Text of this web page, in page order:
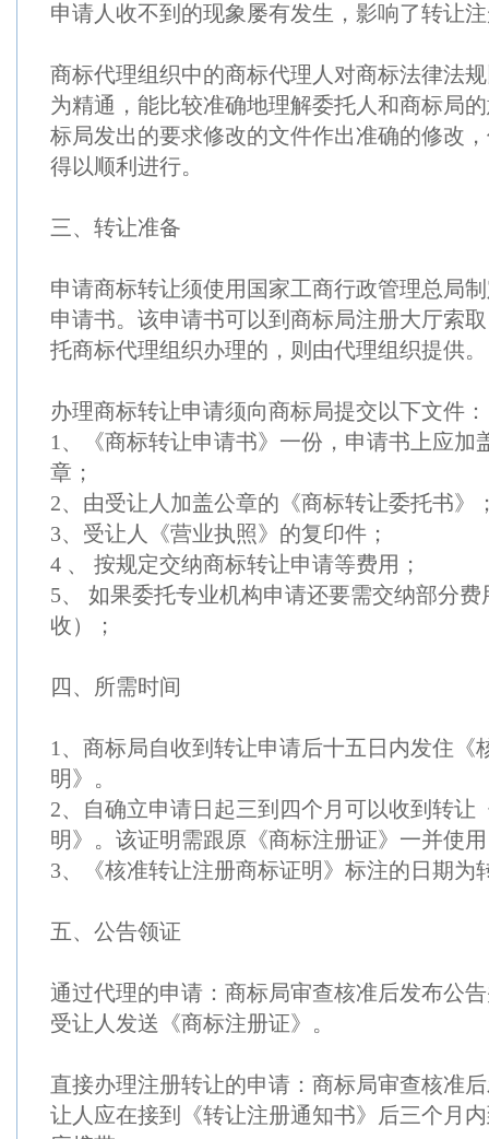
申请人收不到的现象屡有发生，影响了转让
商标代理组织中的商标代理人对商标法律法
为精通，能比较准确地理解委托人和商标局
标局发出的要求修改的文件作出准确的修改
得以顺利进行。
三、转让准备
申请商标转让须使用国家工商行政管理总局
申请书。该申请书可以到商标局注册大厅索
托商标代理组织办理的，则由代理组织提供。
办理商标转让申请须向商标局提交以下文件：
1、《商标转让申请书》一份，申请书上应加
章；
2、由受让人加盖公章的《商标转让委托书》
3、受让人《营业执照》的复印件；
4 、 按规定交纳商标转让申请等费用；
5、 如果委托专业机构申请还要需交纳部分
收）；
四、所需时间
1、商标局自收到转让申请后十五日内发住《
明》。
2、自确立申请日起三到四个月可以收到转让
明》。该证明需跟原《商标注册证》一并使
3、《核准转让注册商标证明》标注的日期为
五、公告领证
通过代理的申请：商标局审查核准后发布公
受让人发送《商标注册证》。
直接办理注册转让的申请：商标局审查核准
让人应在接到《转让注册通知书》后三个月